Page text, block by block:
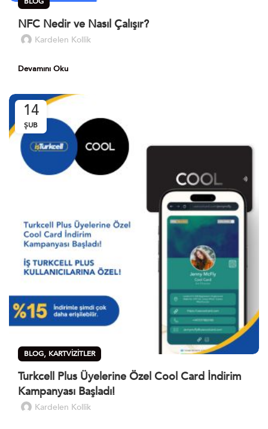
NFC Nedir ve Nasıl Çalışır?
Kardelen Kollik
Devamını Oku
14
ŞUB
BLOG, KARTVIZITLER
Turkcell Plus Üyelerine Özel Cool Card İndirim
Kampanyası Başladı!
Kardelen Kollik